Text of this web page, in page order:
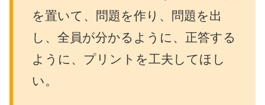
を置いて、問題を作り、問題を出
し、全員が分かるように、正答する
ように、プリントを工夫してほし
い。